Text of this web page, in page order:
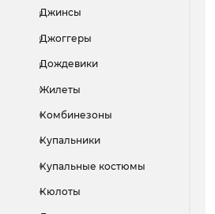
Джинсы
Джоггеры
Дождевики
Жилеты
Комбинезоны
Купальники
Купальные костюмы
Кюлоты